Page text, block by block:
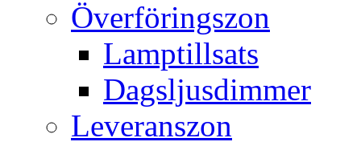
Överföringszon
Lamptillsats
Dagsljusdimmer
Leveranszon